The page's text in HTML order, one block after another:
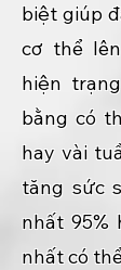
biệt giúp
cơ thể
hiện
bằng có
hay vài
tăng sức
nhất 95%
nhất có